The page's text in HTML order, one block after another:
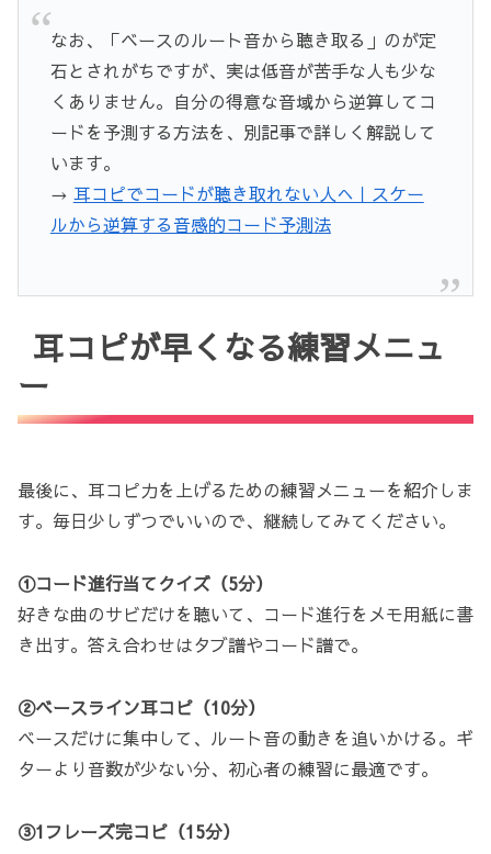
なお、「ベースのルート音から聴き取る」のが定
石とされがちですが、実は低音が苦手な人も少な
くありません。自分の得意な音域から逆算してコ
ードを予測する方法を、別記事で詳しく解説して
います。
→ 耳コピでコードが聴き取れない人へ｜スケー
ルから逆算する音感的コード予測法
耳コピが早くなる練習メニュ
ー
最後に、耳コピ力を上げるための練習メニューを紹介しま
す。毎日少しずつでいいので、継続してみてください。
①コード進行当てクイズ（5分）
好きな曲のサビだけを聴いて、コード進行をメモ用紙に書
き出す。答え合わせはタブ譜やコード譜で。
②ベースライン耳コピ（10分）
ベースだけに集中して、ルート音の動きを追いかける。ギ
ターより音数が少ない分、初心者の練習に最適です。
③1フレーズ完コピ（15分）